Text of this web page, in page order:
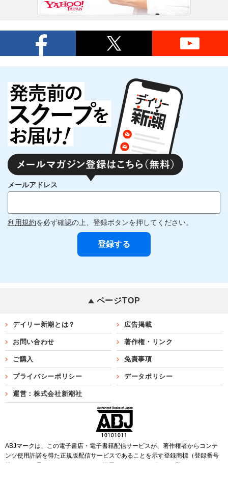
メールアドレス
利用規約を必ず確認の上、登録ボタンを押してください。
ページTOP
デイリー新潮とは？ 広告掲載
お問い合わせ 著作権・リンク
ご購入 免責事項
プライバシーポリシー データポリシー
運営：株式会社新潮社
ABJマークは、この電子書店・電子書籍配信サービスが、著作権者からコンテ
ンツ使用許諾を得た正規版配信サービスであることを示す登録商標（登録番号
第6091713号）です。ABJマークを掲示しているサービスの一覧は